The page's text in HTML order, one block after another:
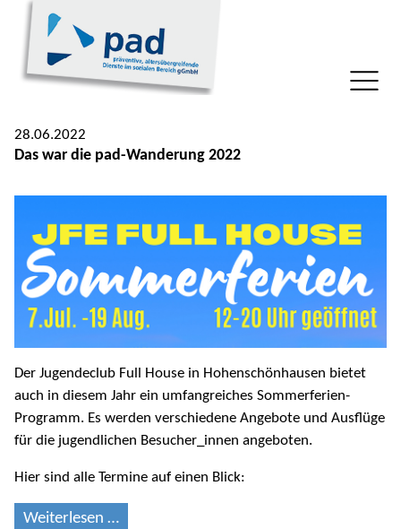
28.06.2022
Das war die pad-Wanderung 2022
Der Jugendeclub Full House in Hohenschönhausen bietet
auch in diesem Jahr ein umfangreiches Sommerferien-
Programm. Es werden verschiedene Angebote und Ausflüge
für die jugendlichen Besucher_innen angeboten.
Hier sind alle Termine auf einen Blick:
Weiterlesen …